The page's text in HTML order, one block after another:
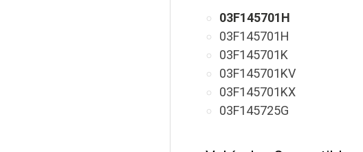
03F145701H
03F145701H
03F145701K
03F145701KV
03F145701KX
03F145725G